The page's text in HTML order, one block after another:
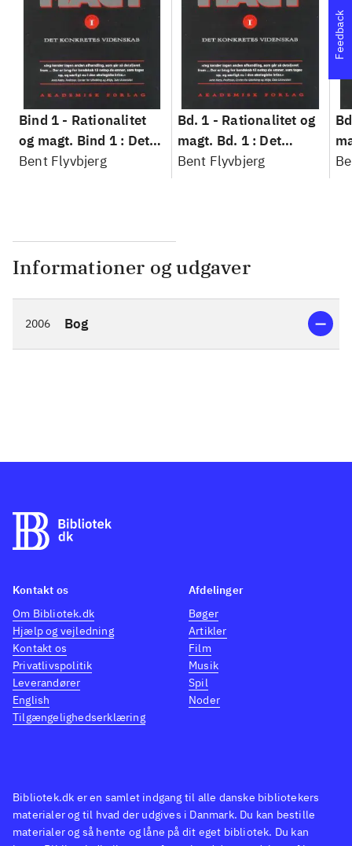
Bind 1 - Rationalitet
og magt. Bind 1 : Det
konkretes videnskab
Bent Flyvbjerg
Bd. 1 - Rationalitet og
magt. Bd. 1 : Det
konkretes videnskab
Bent Flyvbjerg
Informationer og udgaver
2006 Bog
Feedback
Bibliotek.dk er en samlet indgang til alle danske bibliotekers
materialer og til hvad der udgives i Danmark. Du kan bestille
materialer og så hente og låne på dit eget bibliotek. Du kan
Kontakt os
Om Bibliotek.dk
Hjælp og vejledning
Kontakt os
Privatlivspolitik
Leverandører
English
Tilgængelighedserklæring
Afdelinger
Bøger
Artikler
Film
Musik
Spil
Noder